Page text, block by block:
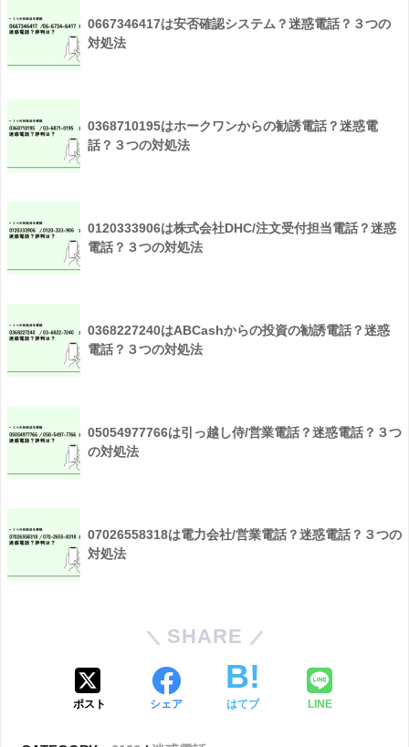
0667346417は安否確認システム？迷惑電話？３つの
対処法
0368710195はホークワンからの勧誘電話？迷惑電
話？３つの対処法
0120333906は株式会社DHC/注文受付担当電話？迷惑
電話？３つの対処法
0368227240はABCashからの投資の勧誘電話？迷惑
電話？３つの対処法
05054977766は引っ越し侍/営業電話？迷惑電話？３つ
の対処法
07026558318は電力会社/営業電話？迷惑電話？３つの
対処法
SHARE
ポスト シェア はてブ LINE